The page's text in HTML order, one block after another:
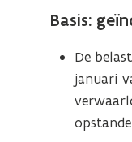
verwaarlozing
Basis:
De
januari
(Scroll
links)
(Scroll
rechts)